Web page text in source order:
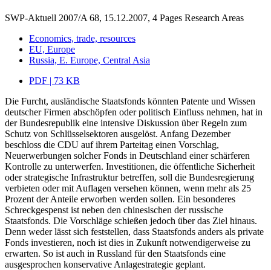
SWP-Aktuell 2007/A 68, 15.12.2007, 4 Pages Research Areas
Economics, trade, resources
EU, Europe
Russia, E. Europe, Central Asia
PDF | 73 KB
Die Furcht, ausländische Staatsfonds könnten Patente und Wissen
deutscher Firmen abschöpfen oder politisch Einfluss nehmen, hat in
der Bundesrepublik eine intensive Diskussion über Regeln zum
Schutz von Schlüsselsektoren ausgelöst. Anfang Dezember
beschloss die CDU auf ihrem Parteitag einen Vorschlag,
Neuerwerbungen solcher Fonds in Deutschland einer schärferen
Kontrolle zu unterwerfen. Investitionen, die öffentliche Sicherheit
oder strategische Infrastruktur betreffen, soll die Bundesregierung
verbieten oder mit Auflagen versehen können, wenn mehr als 25
Prozent der Anteile erworben werden sollen. Ein besonderes
Schreckgespenst ist neben den chinesischen der russische
Staatsfonds. Die Vorschläge schießen jedoch über das Ziel hinaus.
Denn weder lässt sich feststellen, dass Staatsfonds anders als private
Fonds investieren, noch ist dies in Zukunft notwendigerweise zu
erwarten. So ist auch in Russland für den Staatsfonds eine
ausgesprochen konservative Anlagestrategie geplant.